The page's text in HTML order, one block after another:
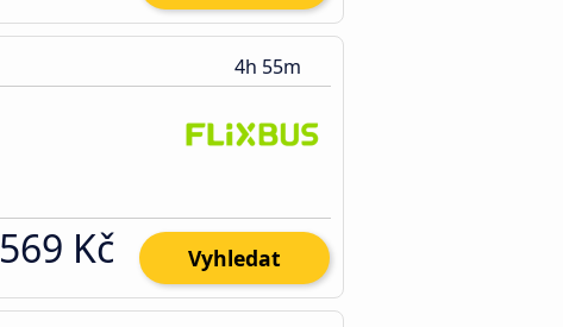
4h 55m
569 Kč Vyhledat